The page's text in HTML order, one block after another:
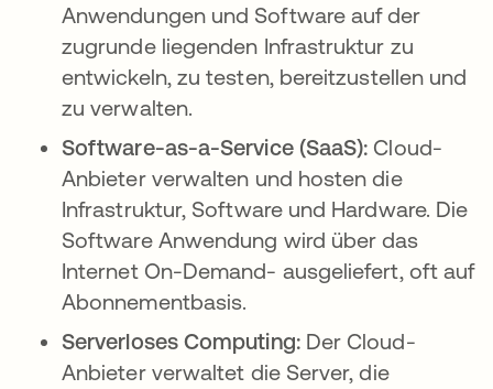
Anwendungen und Software auf der
zugrunde liegenden Infrastruktur zu
entwickeln, zu testen, bereitzustellen und
zu verwalten.
Software-as-a-Service (SaaS): Cloud-
Anbieter verwalten und hosten die
Infrastruktur, Software und Hardware. Die
Software Anwendung wird über das
Internet On-Demand- ausgeliefert, oft auf
Abonnementbasis.
Serverloses Computing: Der Cloud-
Anbieter verwaltet die Server, die